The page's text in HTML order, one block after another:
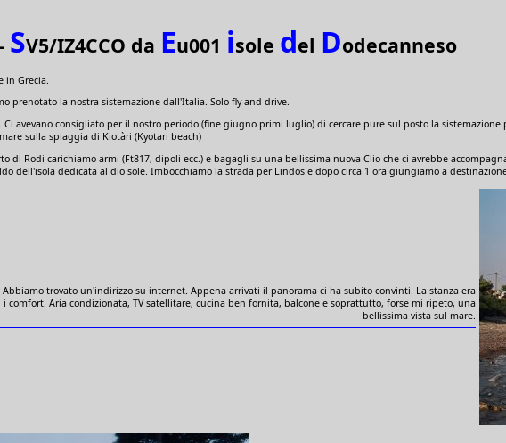
SV5/IZ4CCO da Eu001 isole del Dodecanneso
in Grecia.
prenotato la nostra sistemazione dall'Italia. Solo fly and drive.
Ci avevano consigliato per il nostro periodo (fine giugno primi luglio) di cercare pure sul posto la
sulla spiaggia di Kiotàri (Kyotari beach)
di Rodi carichiamo armi (Ft817, dipoli ecc.) e bagagli su una bellissima nuova Clio che ci avrebbe
dell'isola dedicata al dio sole. Imbocchiamo la strada per Lindos e dopo circa 1 ora giungiamo a
Abbiamo trovato un'indirizzo su internet. Appena arrivati il panorama ci ha subito convinti. La stanza era
comfort. Aria condizionata, TV satellitare, cucina ben fornita, balcone e soprattutto, forse mi ripeto, una
bellissima vista sul mare.